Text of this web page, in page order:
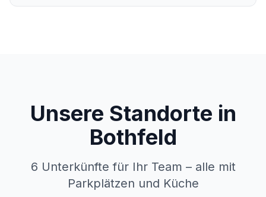
Unsere Standorte in
Bothfeld
6 Unterkünfte für Ihr Team – alle mit
Parkplätzen und Küche